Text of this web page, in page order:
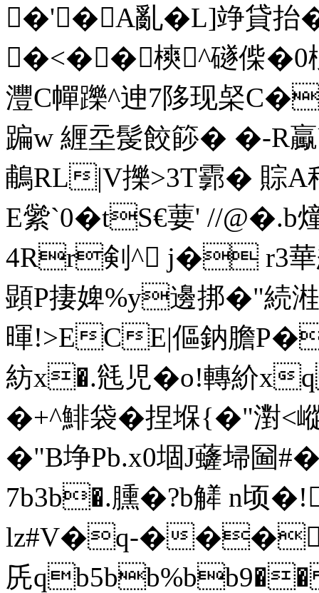
�'� A亂�L]竫貸抬
�<�� 樉^礈偨
灃C幝躒^迧7陊现梷
蹁w 緾坖髲餃篎� �-R
鵏RL|V擽>3T霩� 賩A秮
E繠`0�tS€葽' //@�.b
4Rr剣^ j� r3華
顕P捿婢%y邊挷�"続
暉!>ECE|傴鈉膽
紡x�.毤児�o!轉紒x
�+^鯡袋 �捏堢{�"濧<
�"B埩Pb.x0堌J虄埽圙
7b3b�.臐�?b觲 n顷
lz#V�q-���q
兏qb5bb%bb9��